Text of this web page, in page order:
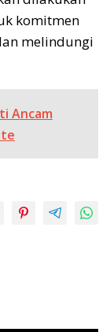
komitmen
melindungi
Ancam